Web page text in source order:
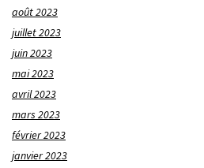
août 2023
juillet 2023
juin 2023
mai 2023
avril 2023
mars 2023
février 2023
janvier 2023